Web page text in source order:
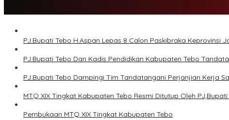
PJ.Bupati Tebo H.Aspan Lepas 8 Calon Paskibraka Keprovinsi
PJ.Bupati Tebo Dan Kadis Pendidikan Kabupaten Tebo
PJ.Bupati Tebo Dampingi Tim Tandatangani Perjanjian Kerja
MTQ XIX Tingkat Kabupaten Tebo Resmi Ditutup Oleh
Pembukaan MTQ XIX Tingkat Kabupaten Tebo